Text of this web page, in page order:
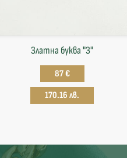
Златна буква "З"
87 €
170.16 лв.